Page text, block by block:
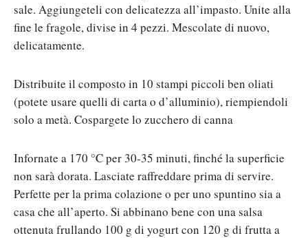
sale. Aggiungeteli con delicatezza all’impasto. Unite alla
fine le fragole, divise in 4 pezzi. Mescolate di nuovo,
delicatamente.
Distribuite il composto in 10 stampi piccoli ben oliati
(potete usare quelli di carta o d’alluminio), riempiendoli
solo a metà. Cospargete lo zucchero di canna
Infornate a 170 °C per 30-35 minuti, finché la superficie
non sarà dorata. Lasciate raffreddare prima di servire.
Perfette per la prima colazione o per uno spuntino sia a
casa che all’aperto. Si abbinano bene con una salsa
ottenuta frullando 100 g di yogurt con 120 g di frutta a